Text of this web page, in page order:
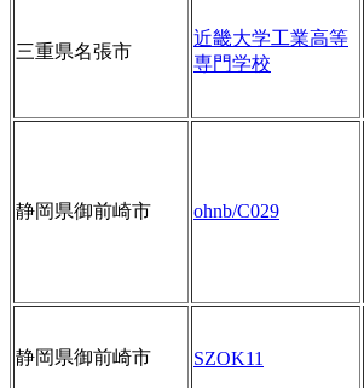
三重県名張市
近畿大学工業高等
専門学校
静岡県御前崎市 ohnb/C029
静岡県御前崎市 SZOK11